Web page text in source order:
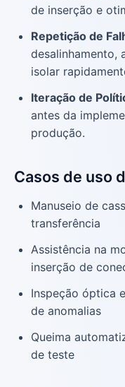
de inserção e
Repetição de
desalinhamento,
isolar
Iteração de
antes da
produção.
Casos de uso
Manuseio de
transferência
Assistência na
inserção de
Inspeção óptica
de anomalias
Queima
de teste